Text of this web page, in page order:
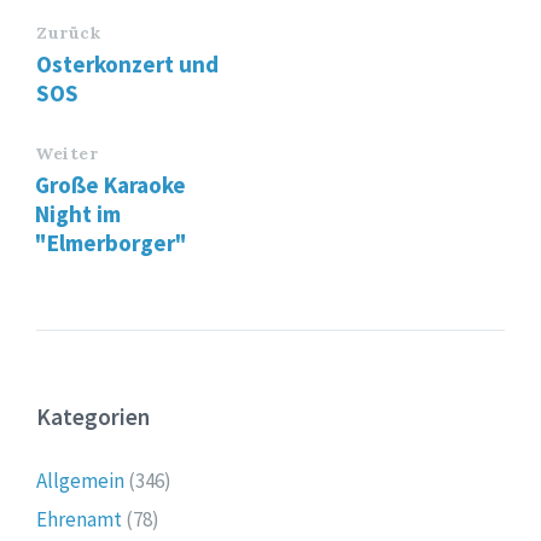
Zurück
Osterkonzert und
SOS
Weiter
Große Karaoke
Night im
"Elmerborger"
Kategorien
Allgemein(346)
Ehrenamt(78)